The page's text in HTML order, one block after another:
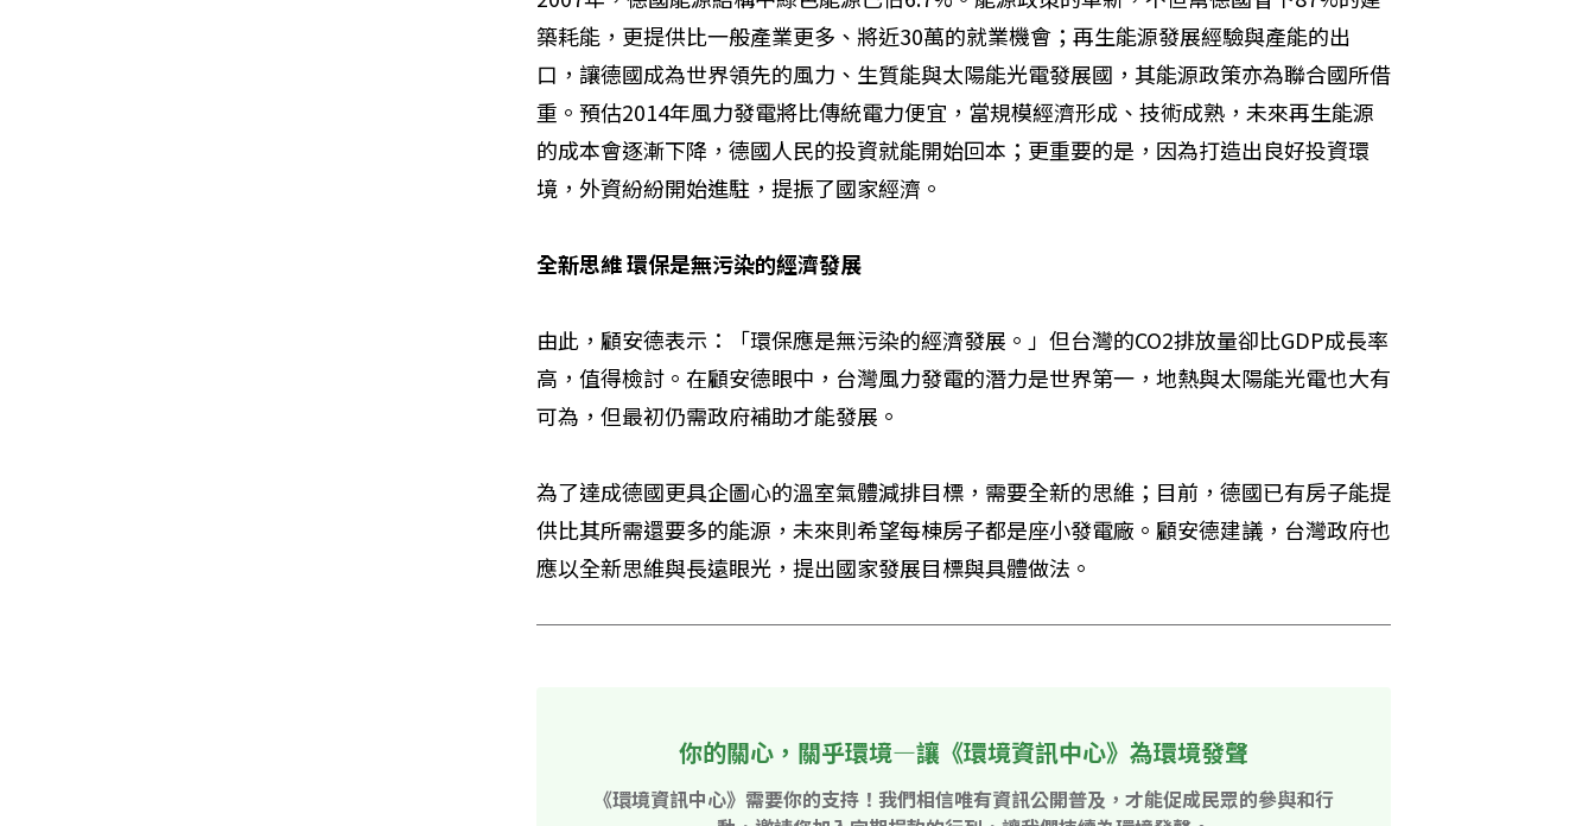
築耗能，更提供比一般產業更多、將近30萬的就業機會；再生能源發展經驗與產能的出
口，讓德國成為世界領先的風力、生質能與太陽能光電發展國，其能源政策亦為聯合國所借
重。預估2014年風力發電將比傳統電力便宜，當規模經濟形成、技術成熟，未來再生能源
的成本會逐漸下降，德國人民的投資就能開始回本；更重要的是，因為打造出良好投資環
境，外資紛紛開始進駐，提振了國家經濟。
全新思維 環保是無污染的經濟發展
由此，顧安德表示：「環保應是無污染的經濟發展。」但台灣的CO2排放量卻比GDP成長率
高，值得檢討。在顧安德眼中，台灣風力發電的潛力是世界第一，地熱與太陽能光電也大有
可為，但最初仍需政府補助才能發展。
為了達成德國更具企圖心的溫室氣體減排目標，需要全新的思維；目前，德國已有房子能提
供比其所需還要多的能源，未來則希望每棟房子都是座小發電廠。顧安德建議，台灣政府也
應以全新思維與長遠眼光，提出國家發展目標與具體做法。
你的關心，關乎環境—讓《環境資訊中心》為環境發聲
《環境資訊中心》需要你的支持！我們相信唯有資訊公開普及，才能促成民眾的參與和行